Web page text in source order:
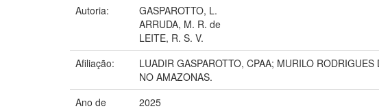
Autoria:
GASPAROTTO, L.
ARRUDA, M. R. de
LEITE, R. S. V.
Afiliação:
LUADIR GASPAROTTO, CPAA; MURILO
NO AMAZONAS.
Ano de
2025